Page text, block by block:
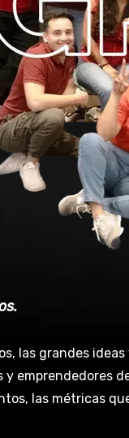
las grandes
emprendedores
las métricas